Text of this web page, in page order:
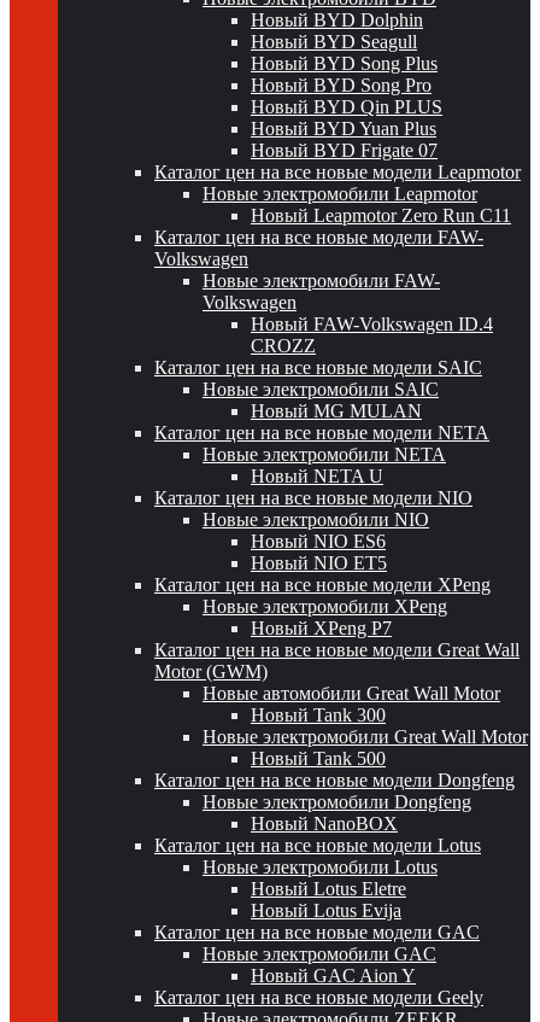
Новый BYD Dolphin
Новый BYD Seagull
Новый BYD Song Plus
Новый BYD Song Pro
Новый BYD Qin PLUS
Новый BYD Yuan Plus
Новый BYD Frigate 07
Каталог цен на все новые модели Leapmotor
Новые электромобили Leapmotor
Новый Leapmotor Zero Run C11
Каталог цен на все новые модели FAW-
Volkswagen
Новые электромобили FAW-
Volkswagen
Новый FAW-Volkswagen ID.4
CROZZ
Каталог цен на все новые модели SAIC
Новые электромобили SAIC
Новый MG MULAN
Каталог цен на все новые модели NETA
Новые электромобили NETA
Новый NETA U
Каталог цен на все новые модели NIO
Новые электромобили NIO
Новый NIO ES6
Новый NIO ET5
Каталог цен на все новые модели XPeng
Новые электромобили XPeng
Новый XPeng P7
Каталог цен на все новые модели Great Wall
Motor (GWM)
Новые автомобили Great Wall Motor
Новый Tank 300
Новые электромобили Great Wall Motor
Новый Tank 500
Каталог цен на все новые модели Dongfeng
Новые электромобили Dongfeng
Новый NanoBOX
Каталог цен на все новые модели Lotus
Новые электромобили Lotus
Новый Lotus Eletre
Новый Lotus Evija
Каталог цен на все новые модели GAC
Новые электромобили GAC
Новый GAC Aion Y
Каталог цен на все новые модели Geely